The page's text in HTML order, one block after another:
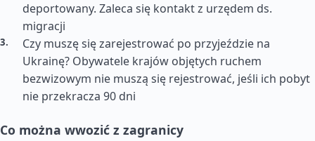
deportowany. Zaleca się kontakt z urzędem ds.
migracji
Czy muszę się zarejestrować po przyjeździe na
Ukrainę? Obywatele krajów objętych ruchem
bezwizowym nie muszą się rejestrować, jeśli ich pobyt
nie przekracza 90 dni
Co można wwozić z zagranicy